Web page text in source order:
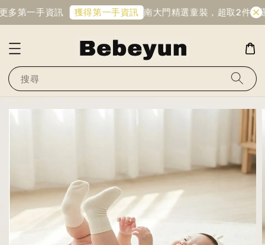
第一手資訊 獲得第一手資訊 南大門精選童裝，超取2件免運
搜尋